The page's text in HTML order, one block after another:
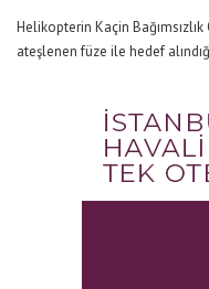
Helikopterin Kaçin
ateşlenen füze ile hedef